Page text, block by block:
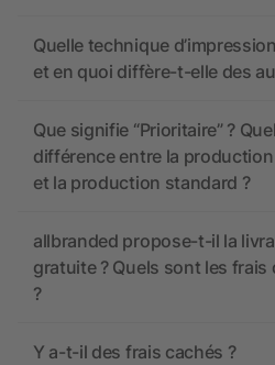
Quelle technique
et en quoi diffère-t-elle des
Que signifie “Prioritaire” ?
différence entre la
et la production standard ?
allbranded propose-t-il la
gratuite ? Quels sont les frais
?
Y a-t-il des frais cachés ?